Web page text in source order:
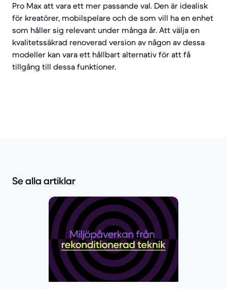
Pro Max att vara ett mer passande val. Den är idealisk
för kreatörer, mobilspelare och de som vill ha en enhet
som håller sig relevant under många år. Att välja en
kvalitetssäkrad renoverad version av någon av dessa
modeller kan vara ett hållbart alternativ för att få
tillgång till dessa funktioner.
Se alla artiklar